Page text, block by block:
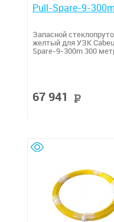
Pull-Spare-9-300m
Запасной
желтый для УЗК
Spare-9-300m 300
67 941